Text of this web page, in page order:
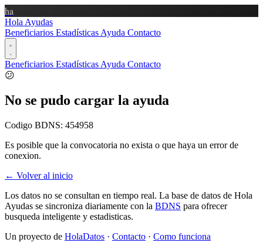
ha
Hola Ayudas
Beneficiarios Estadísticas Ayuda Contacto
Beneficiarios Estadísticas Ayuda Contacto
😕
No se pudo cargar la ayuda
Codigo BDNS: 454958
Es posible que la convocatoria no exista o que haya un error de
conexion.
← Volver al inicio
Los datos no se consultan en tiempo real. La base de datos de Hola
Ayudas se sincroniza diariamente con la BDNS para ofrecer
busqueda inteligente y estadisticas.
Un proyecto de HolaDatos · Contacto · Como funciona